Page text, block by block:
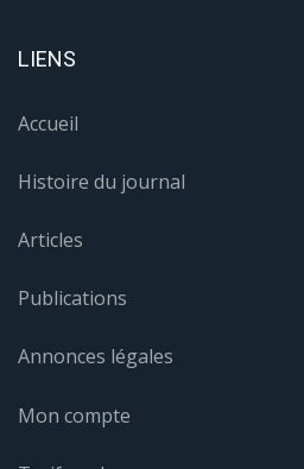
LIENS
Accueil
Histoire du journal
Articles
Publications
Annonces légales
Mon compte